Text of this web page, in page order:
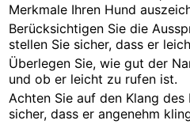
Merkmale Ihren Hund
Berücksichtigen Sie die
stellen Sie sicher, dass er
Überlegen Sie, wie gut der
und ob er leicht zu rufen ist.
Achten Sie auf den Klang des
sicher, dass er angenehm